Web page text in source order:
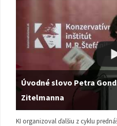
Úvodné slovo Petra
Zitelmanna
KI organizoval ďalšiu z cyklu